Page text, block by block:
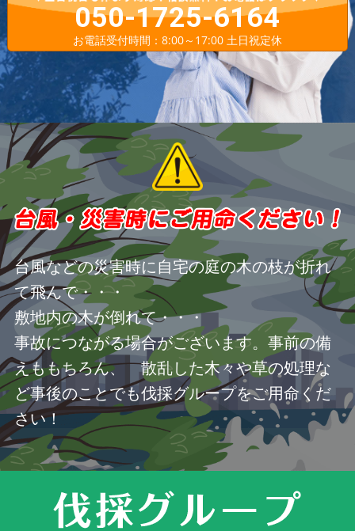
050-1725-6164
お電話受付時間：8:00～17:00 土日祝定休
台風などの災害時に自宅の庭の木の枝が折れ
て飛んで・・・
敷地内の木が倒れて・・・
事故につながる場合がございます。事前の備
えももちろん、 散乱した木々や草の処理な
ど事後のことでも伐採グループをご用命くだ
さい！